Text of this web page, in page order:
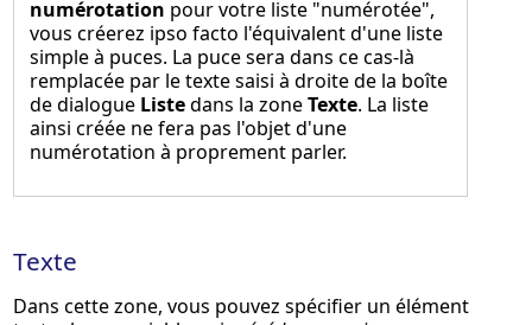
numérotation pour votre liste "numérotée",
vous créerez ipso facto l'équivalent d'une liste
simple à puces. La puce sera dans ce cas-là
remplacée par le texte saisi à droite de la boîte
de dialogue Listedans la zoneTexte. La liste
ainsi créée ne fera pas l'objet d'une
numérotation à proprement parler.
Texte
Dans cette zone, vous pouvez spécifier un élément